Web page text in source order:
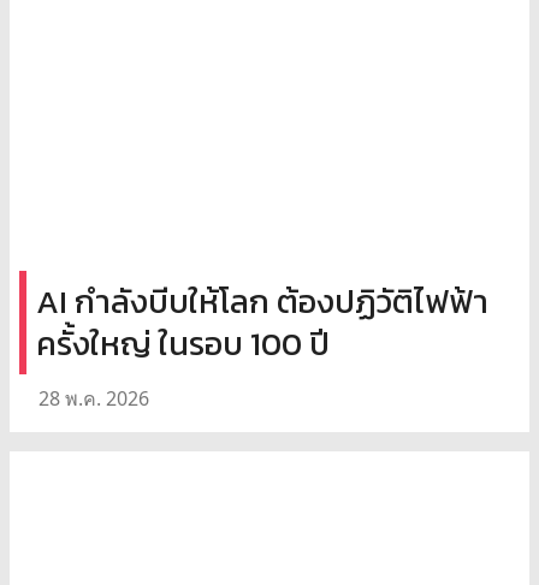
AI กำลังบีบให้โลก ต้องปฏิวัติไฟฟ้า
ครั้งใหญ่ ในรอบ 100 ปี
28 พ.ค. 2026